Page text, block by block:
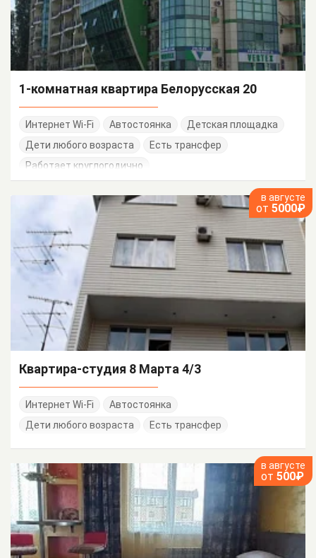
1-комнатная квартира Белорусская 20
Интернет Wi-Fi Автостоянка
Детская площадка
Дети любого возраста
Есть трансфер
Работает круглогодично
в августе
от 5000₽
Квартира-студия 8 Марта 4/3
Интернет Wi-Fi
Автостоянка
Дети любого возраста
Есть трансфер
в августе
от 500₽